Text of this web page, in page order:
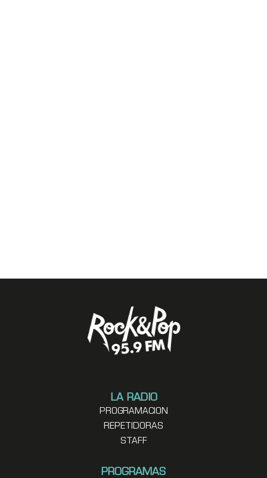
LA RADIO
PROGRAMACION
REPETIDORAS
STAFF
PROGRAMAS